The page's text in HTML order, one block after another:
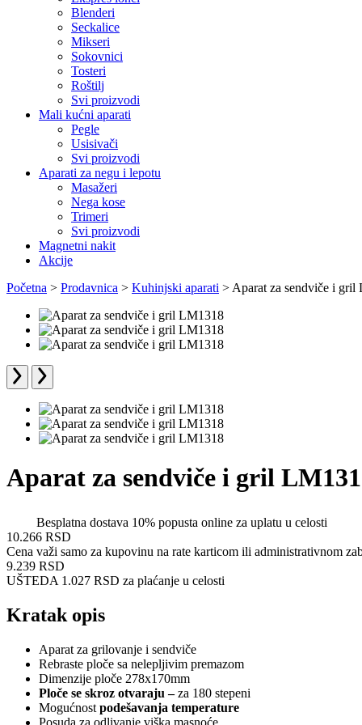
Blenderi
Seckalice
Mikseri
Sokovnici
Tosteri
Roštilj
Svi proizvodi
Mali kućni aparati
Pegle
Usisivači
Svi proizvodi
Aparati za negu i lepotu
Masažeri
Nega kose
Trimeri
Svi proizvodi
Magnetni nakit
Akcije
Početna > Prodavnica > Kuhinjski aparati > Aparat za sendviče i gril
Aparat za sendviče i gril
Besplatna dostava 10% popusta online za uplatu u celosti
10.266 RSD
Cena važi samo za kupovinu na rate karticom ili administrativnom
9.239 RSD
UŠTEDA 1.027 RSD za plaćanje u celosti
Kratak opis
Aparat za grilovanje i sendviče
Rebraste ploče sa nelepljivim premazom
Dimenzije ploče 278x170mm
Ploče se skroz otvaraju –za 180 stepeni
Mogućnost podešavanja temperature
Posuda za odlivanje viška masnoće